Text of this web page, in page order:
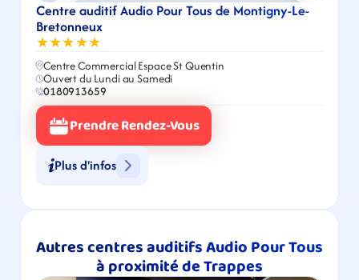
Centre auditif Audio Pour Tous de Montigny-Le-
Bretonneux
★★★★★
Centre Commercial Espace St Quentin
Ouvert du Lundi au Samedi
0180913659
Prendre Rendez-Vous
Plus d'infos
Autres centres auditifs Audio Pour Tous
à proximité de Trappes